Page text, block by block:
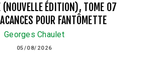
(NOUVELLE ÉDITION), TOME 07
POUR FANTÔMETTE
Georges Chaulet
05/08/2026